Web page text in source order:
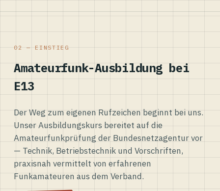
02 — EINSTIEG
Amateurfunk-Ausbildung bei
E13
Der Weg zum eigenen Rufzeichen beginnt bei uns.
Unser Ausbildungskurs bereitet auf die
Amateurfunkprüfung der Bundesnetzagentur vor
— Technik, Betriebstechnik und Vorschriften,
praxisnah vermittelt von erfahrenen
Funkamateuren aus dem Verband.